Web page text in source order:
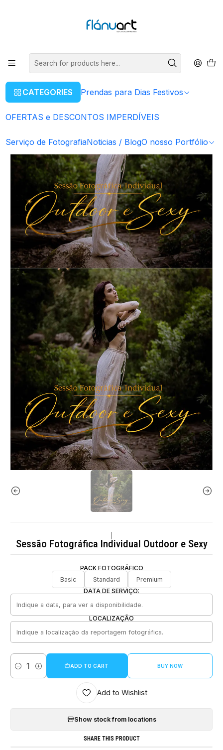
CATEGORIES Prendas para Dias Festivos
OFERTAS e DESCONTOS IMPERDÍVEIS
Serviço de FotografiaNoticias / BlogO nosso Portfólio
Serviço de Fotografia Sessão Fotográficas
Sessão Fotográfica Individual Outdoor e Sexy
PACK FOTOGRÁFICO
Basic
Standard
Premium
DATA DE SERVIÇO:
LOCALIZAÇÃO
Quantity
ADD TO CART BUY NOW
Add to Wishlist
Show stock from locations
SHARE THIS PRODUCT